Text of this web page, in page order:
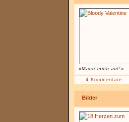
«Mach mich auf!»
4 Kommentare
Bilder